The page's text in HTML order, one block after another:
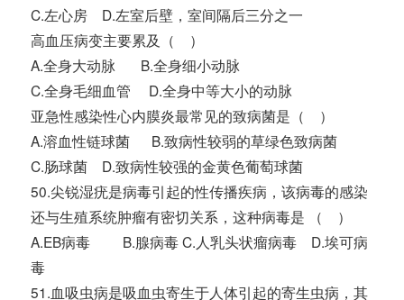
C.左心房 D.左室后壁，室间隔后三分之一
高血压病变主要累及（ ）
A.全身大动脉 B.全身细小动脉
C.全身毛细血管 D.全身中等大小的动脉
亚急性感染性心内膜炎最常见的致病菌是（ ）
A.溶血性链球菌 B.致病性较弱的草绿色致病菌
C.肠球菌 D.致病性较强的金黄色葡萄球菌
50.尖锐湿疣是病毒引起的性传播疾病，该病毒的感染
还与生殖系统肿瘤有密切关系，这种病毒是 （ ）
A.EB病毒 B.腺病毒 C.人乳头状瘤病毒 D.埃可病
毒
51.血吸虫病是吸血虫寄生于人体引起的寄生虫病，其